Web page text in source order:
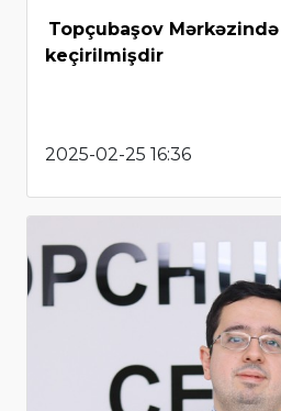
Topçubaşov
keçirilmişdir
2025-02-25 16:36